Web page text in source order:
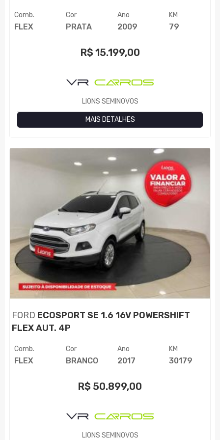
Comb.
FLEX
Cor
PRATA
Ano
2009
KM
79
R$ 15.199,00
LIONS SEMINOVOS
MAIS DETALHES
FORD ECOSPORT SE 1.6 16V POWERSHIFT
FLEX AUT. 4P
Comb.
FLEX
Cor
BRANCO
Ano
2017
KM
30179
R$ 50.899,00
LIONS SEMINOVOS